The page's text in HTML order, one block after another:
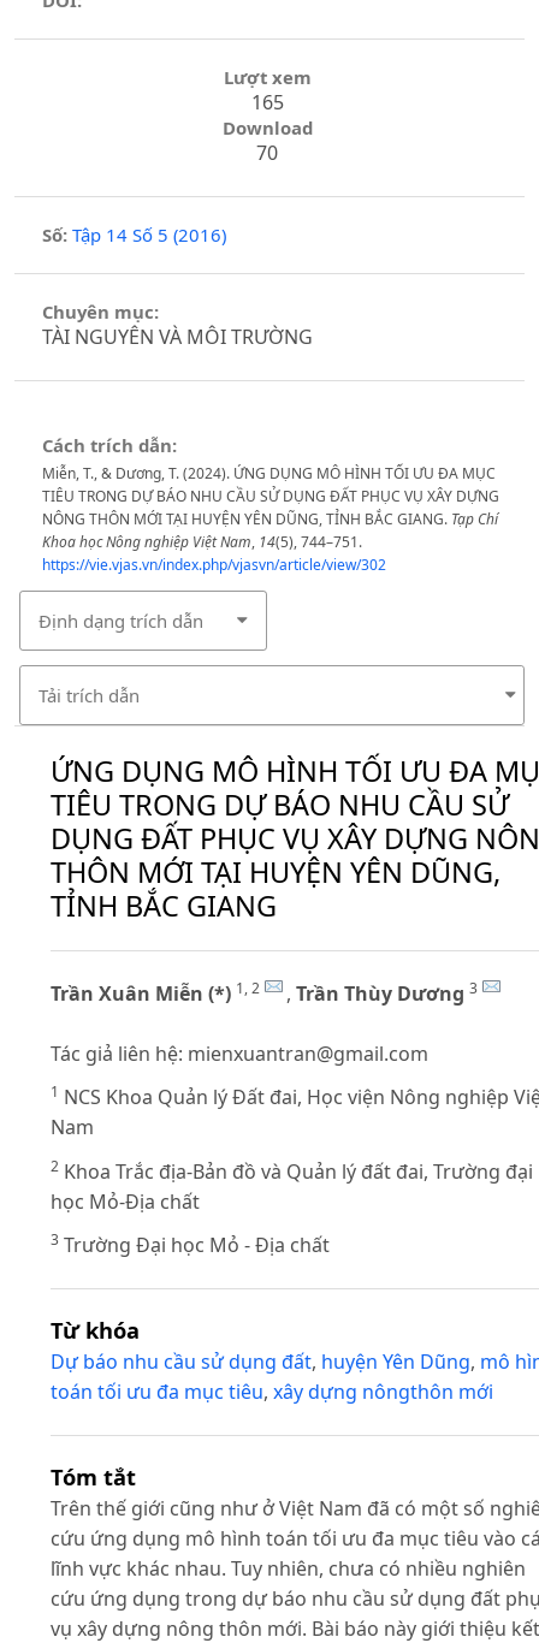
Lượt xem
165
Download
70
Số: Tập 14 Số 5 (2016)
Chuyên mục:
TÀI NGUYÊN VÀ MÔI TRƯỜNG
Cách trích dẫn:
Miễn, T., & Dương, T. (2024). ỨNG DỤNG MÔ HÌNH TỐI ƯU ĐA MỤC
TIÊU TRONG DỰ BÁO NHU CẦU SỬ DỤNG ĐẤT PHỤC VỤ XÂY DỰNG
NÔNG THÔN MỚI TẠI HUYỆN YÊN DŨNG, TỈNH BẮC GIANG. Tạp Chí
Khoa học Nông nghiệp Việt Nam, 14(5), 744–751.
https://vie.vjas.vn/index.php/vjasvn/article/view/302
Định dạng trích dẫn
Tải trích dẫn
ỨNG DỤNG MÔ HÌNH TỐI ƯU ĐA
TIÊU TRONG DỰ BÁO NHU CẦU SỬ
DỤNG ĐẤT PHỤC VỤ XÂY DỰNG
THÔN MỚI TẠI HUYỆN YÊN DŨNG,
TỈNH BẮC GIANG
Trần Xuân Miễn (*) 1, 2 , Trần Thùy Dương 3
Tác giả liên hệ: mienxuantran@gmail.com
1 NCS Khoa Quản lý Đất đai, Học viện Nông nghiệp
Nam
2 Khoa Trắc địa-Bản đồ và Quản lý đất đai, Trường đại
học Mỏ-Địa chất
3 Trường Đại học Mỏ - Địa chất
Từ khóa
Dự báo nhu cầu sử dụng đất, huyện Yên Dũng, mô
toán tối ưu đa mục tiêu, xây dựng nôngthôn mới
Tóm tắt
Trên thế giới cũng như ở Việt Nam đã có một số
cứu ứng dụng mô hình toán tối ưu đa mục tiêu vào
lĩnh vực khác nhau. Tuy nhiên, chưa có nhiều nghiên
cứu ứng dụng trong dự báo nhu cầu sử dụng đất
vụ xây dựng nông thôn mới. Bài báo này giới thiệu kết